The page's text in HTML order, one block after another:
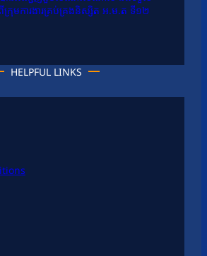
ការងារគ្រប់គ្រងនិស្សិត អ.ម.ត ទី១២
HELPFUL LINKS